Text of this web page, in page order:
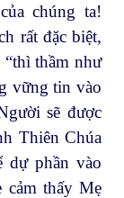
chúng ta!
rất đặc biệt,
thầm như
vững tin vào
sẽ được
Thiên Chúa
dự phần vào
cảm thấy Mẹ